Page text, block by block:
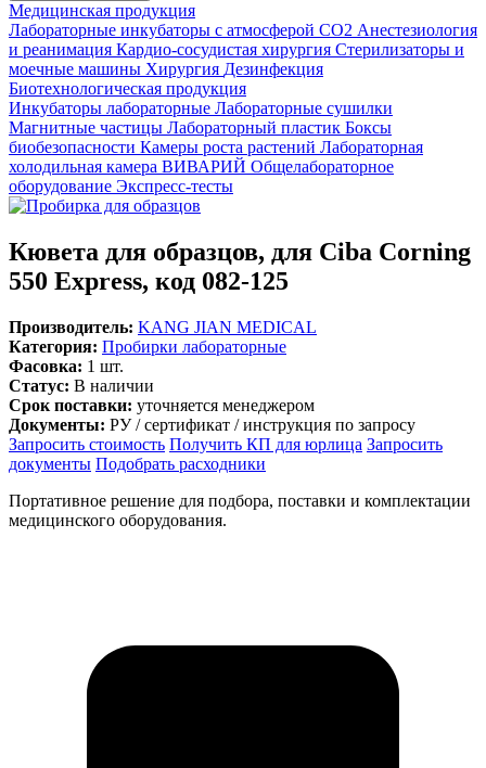
Медицинская продукция
Лабораторные инкубаторы с атмосферой CO2 Анестезиология
и реанимация Кардио-сосудистая хирургия Стерилизаторы и
моечные машины Хирургия Дезинфекция
Биотехнологическая продукция
Инкубаторы лабораторные Лабораторные сушилки
Магнитные частицы Лабораторный пластик Боксы
биобезопасности Камеры роста растений Лабораторная
холодильная камера ВИВАРИЙ Общелабораторное
оборудование Экспресс-тесты
Кювета для образцов, для Ciba Corning
550 Express, код 082-125
Производитель: KANG JIAN MEDICAL
Категория: Пробирки лабораторные
Фасовка: 1 шт.
Статус: В наличии
Срок поставки: уточняется менеджером
Документы: РУ / сертификат / инструкция по запросу
Запросить стоимость Получить КП для юрлица Запросить
документы Подобрать расходники
Портативное решение для подбора, поставки и комплектации
медицинского оборудования.